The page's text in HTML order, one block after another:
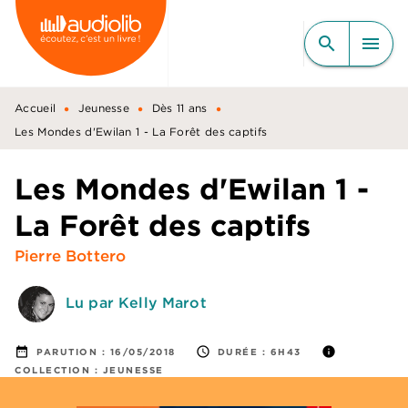
MENU RECHERCHE
CONTENU
PIED DE PAGE
search menu
Accueil • Jeunesse • Dès 11 ans •
Les Mondes d'Ewilan 1 - La Forêt des captifs
Les Mondes d'Ewilan 1 -
La Forêt des captifs
Pierre Bottero
Lu par Kelly Marot
date_range PARUTION : 16/05/2018 access_time DURÉE : 6H43 info
COLLECTION : JEUNESSE